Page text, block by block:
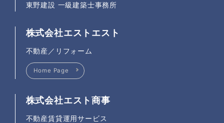
東野建設 一級建築士事務所
株式会社エストエスト
不動産／リフォーム
Home Page
株式会社エスト商事
不動産賃貸運用サービス